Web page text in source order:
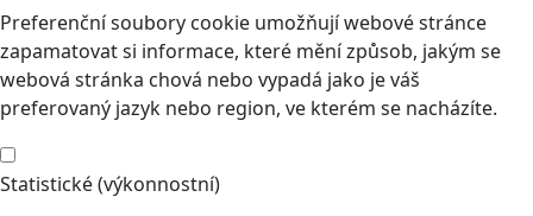
Preferenční soubory cookie umožňují webové stránce
zapamatovat si informace, které mění způsob, jakým se
webová stránka chová nebo vypadá jako je váš
preferovaný jazyk nebo region, ve kterém se nacházíte.
Statistické (výkonnostní)